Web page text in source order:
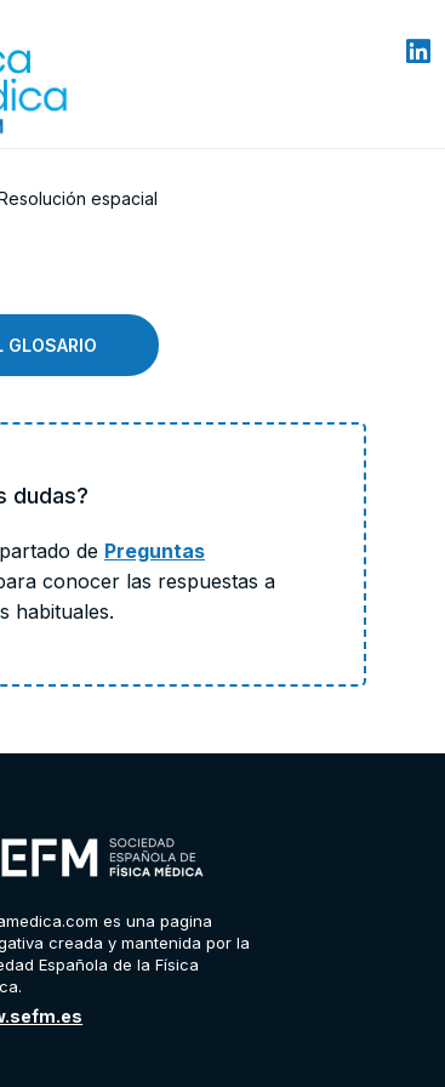
espacial
GLOSARIO
dudas?
de Preguntas
conocer las respuestas a
habituales.
es una pagina
creada y mantenida por la
Española de la Física